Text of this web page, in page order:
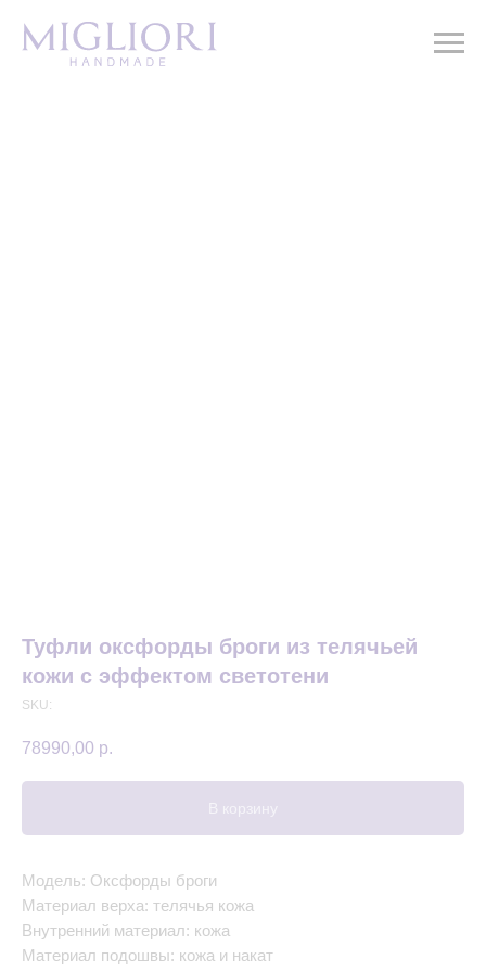
Туфли оксфорды броги из телячьей
кожи с эффектом светотени
SKU:
78990,00 р.
В корзину
Модель: Оксфорды броги
Материал верха: телячья кожа
Внутренний материал: кожа
Материал подошвы: кожа и накат